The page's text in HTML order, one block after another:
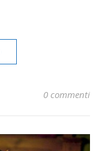
0 commenti